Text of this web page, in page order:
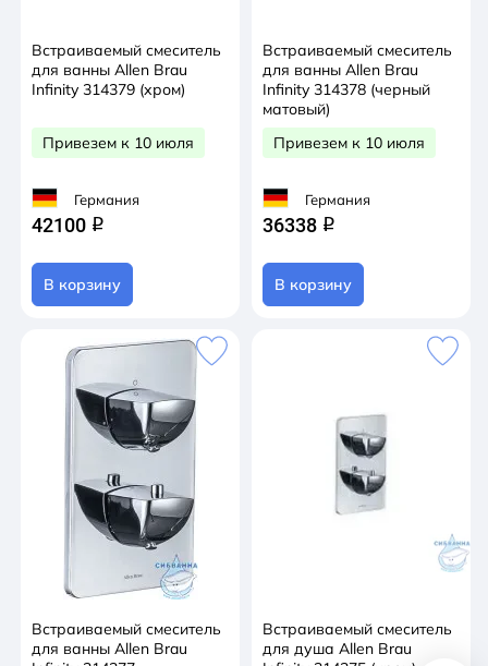
Встраиваемый смеситель
для ванны Allen Brau
Infinity 314379 (хром)
Привезем к 10 июля
Германия
42100 q
В корзину
Встраиваемый смеситель
для ванны Allen Brau
Infinity 314378 (черный
матовый)
Привезем к 10 июля
Германия
36338 q
В корзину
Встраиваемый смеситель
для ванны Allen Brau
Встраиваемый смеситель
для душа Allen Brau